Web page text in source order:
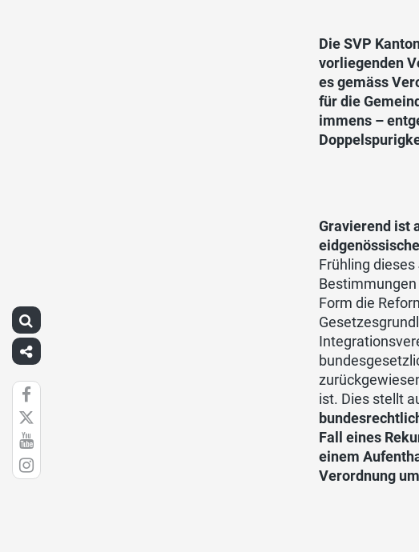
Die SVP
vorliegenden
es gemäss
für die
immens –
Gravierend ist
Frühling
Form die
ist. Dies stellt
Fall eines
einem
Verordnung